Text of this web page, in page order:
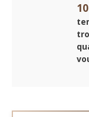
10